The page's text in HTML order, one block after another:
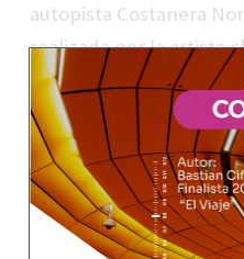
autopista Costanera
realizada por la artista
convocatoria pública
con el apoyo de
y Ulma.
El mural surge del
iniciativa que invitó a